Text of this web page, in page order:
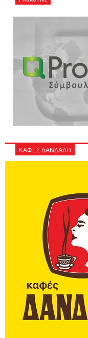
ΚΑΦΕΣ ΔΑΝΔΑΛΗ